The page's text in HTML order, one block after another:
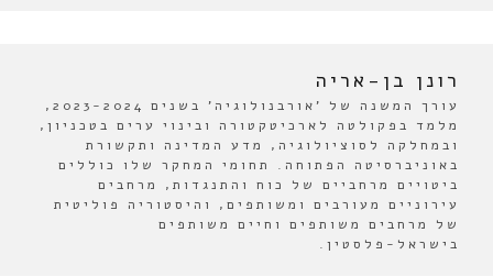
רונן בן-אריה
עורך המשנה של 'אורבנולוגיה' בשנים 2023-2024,
מלמד בפקולטה לארכיטקטורה ובינוי ערים בטכניון,
ובמחלקה לסוציולוגיה, מדע המדינה ותקשורת
באוניברסיטה הפתוחה. תחומי המחקר שלו כוללים
ביטויים מרחביים של כוח והתנגדות, מרחבים
עירוניים מעורבים ומשותפים, והיסטוריה פוליטית
של מרחבים משותפים וחיים משותפים
בישראל-פלסטין.